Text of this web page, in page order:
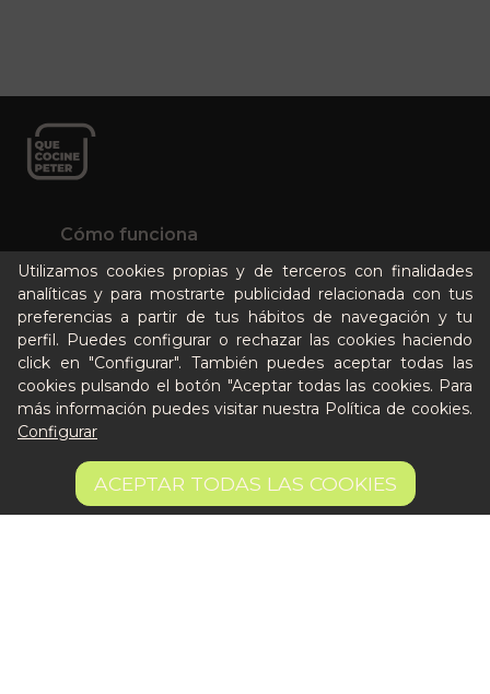
7,25 € AÑADIR A LA CESTA
Utilizamos cookies propias y de terceros con finalidades
analíticas y para mostrarte publicidad relacionada con tus
preferencias a partir de tus hábitos de navegación y tu
perfil. Puedes configurar o rechazar las cookies haciendo
click en "Configurar". También puedes aceptar todas las
cookies pulsando el botón "Aceptar todas las cookies. Para
más información puedes visitar nuestra Política de cookies.
Configurar
ACEPTAR TODAS LAS COOKIES
Cómo funciona
Nuestros planes
Casos de éxito
Soy un particular
Quién es Peter
Recursos / Blog
Cultura
Llámanos al 644 52 51 02
Escríbenos al Whatsapp
Escríbenos al correo